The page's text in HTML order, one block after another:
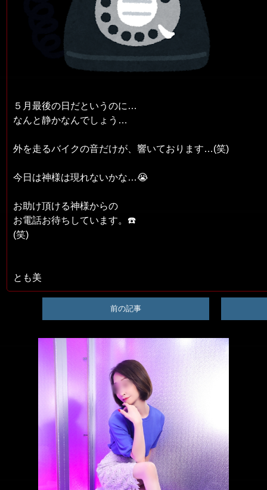
５月最後の日だというのに…
なんと静かなんでしょう…
外を走るバイクの音だけが、響いております…(笑)
今日は神様は現れないかな…😭
お助け頂ける神様からの
お電話お待ちしています。☎️
(笑)
とも美
前の記事